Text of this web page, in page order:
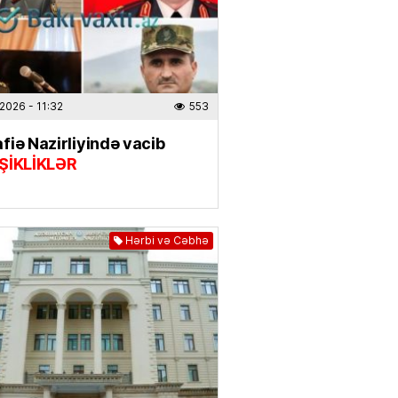
- 10:29 473
neft şirkətlərini çox pul
günahlandırdı
- 08:45 292
işıq olmayacaq
- 08:00 588
karta köçürmələrəLİMİT
- 11:32 553
Nazirliyində vacib
Hərbi və Cəbhə